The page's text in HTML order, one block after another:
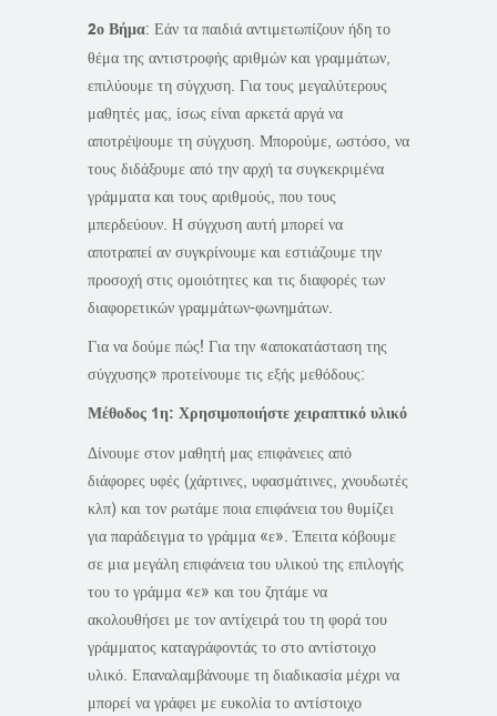
2ο Βήμα: Εάν τα παιδιά αντιμετωπίζουν ήδη το
θέμα της αντιστροφής αριθμών και γραμμάτων,
επιλύουμε τη σύγχυση. Για τους μεγαλύτερους
μαθητές μας, ίσως είναι αρκετά αργά να
αποτρέψουμε τη σύγχυση. Μπορούμε, ωστόσο, να
τους διδάξουμε από την αρχή τα συγκεκριμένα
γράμματα και τους αριθμούς, που τους
μπερδεύουν. Η σύγχυση αυτή μπορεί να
αποτραπεί αν συγκρίνουμε και εστιάζουμε την
προσοχή στις ομοιότητες και τις διαφορές των
διαφορετικών γραμμάτων-φωνημάτων.
Για να δούμε πώς! Για την «αποκατάσταση της
σύγχυσης» προτείνουμε τις εξής μεθόδους:
Μέθοδος 1η: Χρησιμοποιήστε χειραπτικό υλικό
Δίνουμε στον μαθητή μας επιφάνειες από
διάφορες υφές (χάρτινες, υφασμάτινες, χνουδωτές
κλπ) και τον ρωτάμε ποια επιφάνεια του θυμίζει
για παράδειγμα το γράμμα «ε». Έπειτα κόβουμε
σε μια μεγάλη επιφάνεια του υλικού της επιλογής
του το γράμμα «ε» και του ζητάμε να
ακολουθήσει με τον αντίχειρά του τη φορά του
γράμματος καταγράφοντάς το στο αντίστοιχο
υλικό. Επαναλαμβάνουμε τη διαδικασία μέχρι να
μπορεί να γράφει με ευκολία το αντίστοιχο